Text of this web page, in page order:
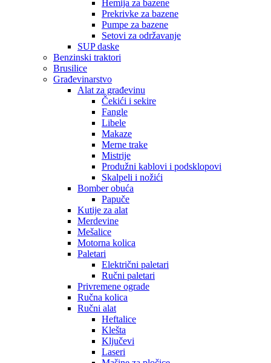
Hemija za bazene
Prekrivke za bazene
Pumpe za bazene
Setovi za održavanje
SUP daske
Benzinski traktori
Brusilice
Građevinarstvo
Alat za građevinu
Čekići i sekire
Fangle
Libele
Makaze
Merne trake
Mistrije
Produžni kablovi i podsklopovi
Skalpeli i nožići
Bomber obuća
Papuče
Kutije za alat
Merdevine
Mešalice
Motorna kolica
Paletari
Električni paletari
Ručni paletari
Privremene ograde
Ručna kolica
Ručni alat
Heftalice
Klešta
Ključevi
Laseri